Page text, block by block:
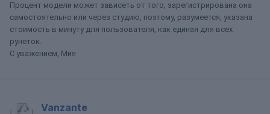
Процент модели может зависеть от того, зарегистрирована она
самостоятельно или через студию, поэтому, разумеется, указана
стоимость в минуту для пользователя, как единая для всех
рунеток.
С уважением, Мия
Vanzante